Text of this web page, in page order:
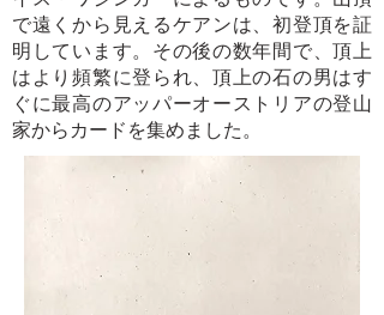
で遠くから見えるケアンは、初登頂を証
明しています。その後の数年間で、頂上
はより頻繁に登られ、頂上の石の男はす
ぐに最高のアッパーオーストリアの登山
家からカードを集めました。